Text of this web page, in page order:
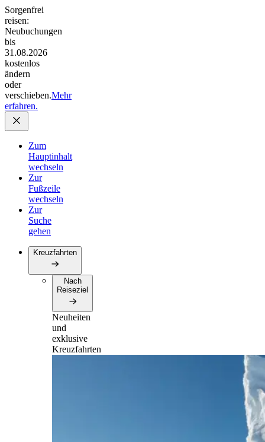
Sorgenfrei
reisen:
Neubuchungen
bis
31.08.2026
kostenlos
ändern
oder
verschieben.Mehr
erfahren.
Zum
Hauptinhalt
wechseln
Zur
Fußzeile
wechseln
Zur
Suche
gehen
Kreuzfahrten
Nach
Reiseziel
Neuheiten
und
exklusive
Kreuzfahrten